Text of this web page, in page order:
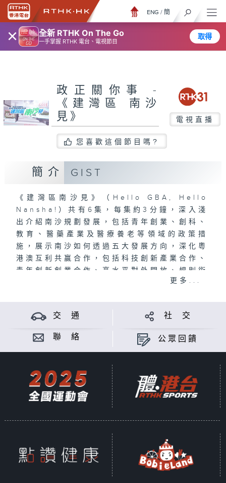
× 全新 RTHK On The Go
一手掌握 RTHK 電台、電視節目
取得
ENG / 簡
政正關你事 -
《建灣區 南沙
見》
電視直播
您喜歡這個節目嗎?
簡介 GIST
《建灣區南沙見》（Hello GBA, Hello
Nansha!）共有6集，每集約3分鐘，深入淺
出介紹南沙規劃發展，包括青年創業、創科、
教育、醫藥產業及醫療養老等領域的政策措
施，展示南沙如何透過五大發展方向，深化粵
港澳互利共贏合作，包括科技創新產業合作、
青年創新創業合作、高水平對外開放、規則銜
接機制對接、以及高質量城市發展，亦為香港
更多...
交 通 社 交
聯 絡 公眾回饋